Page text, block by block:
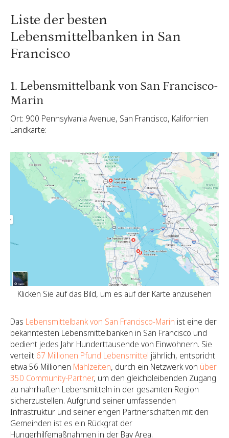
Liste der besten
Lebensmittelbanken in San
Francisco
1. Lebensmittelbank von San Francisco-
Marin
Ort: 900 Pennsylvania Avenue, San Francisco, Kalifornien
Landkarte:
Klicken Sie auf das Bild, um es auf der Karte anzusehen
Das Lebensmittelbank von San Francisco-Marin ist eine der
bekanntesten Lebensmittelbanken in San Francisco und
bedient jedes Jahr Hunderttausende von Einwohnern. Sie
verteilt 67 Millionen Pfund Lebensmittel jährlich, entspricht
etwa 56 Millionen Mahlzeiten, durch ein Netzwerk von über
350 Community-Partner, um den gleichbleibenden Zugang
zu nahrhaften Lebensmitteln in der gesamten Region
sicherzustellen. Aufgrund seiner umfassenden
Infrastruktur und seiner engen Partnerschaften mit den
Gemeinden ist es ein Rückgrat der
Hungerhilfemaßnahmen in der Bay Area.